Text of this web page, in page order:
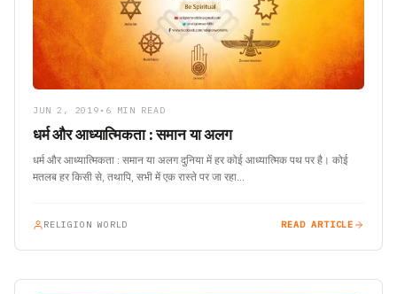
JUN 2, 2019 • 6 MIN READ
धर्म और आध्यात्मिकता : समान या अलग
धर्म और आध्यात्मिकता : समान या अलग दुनिया में हर कोई आध्यात्मिक पथ पर है। कोई
मतलब हर किसी से, तथापि, सभी में एक रास्ते पर जा रहा…
RELIGION WORLD READ ARTICLE